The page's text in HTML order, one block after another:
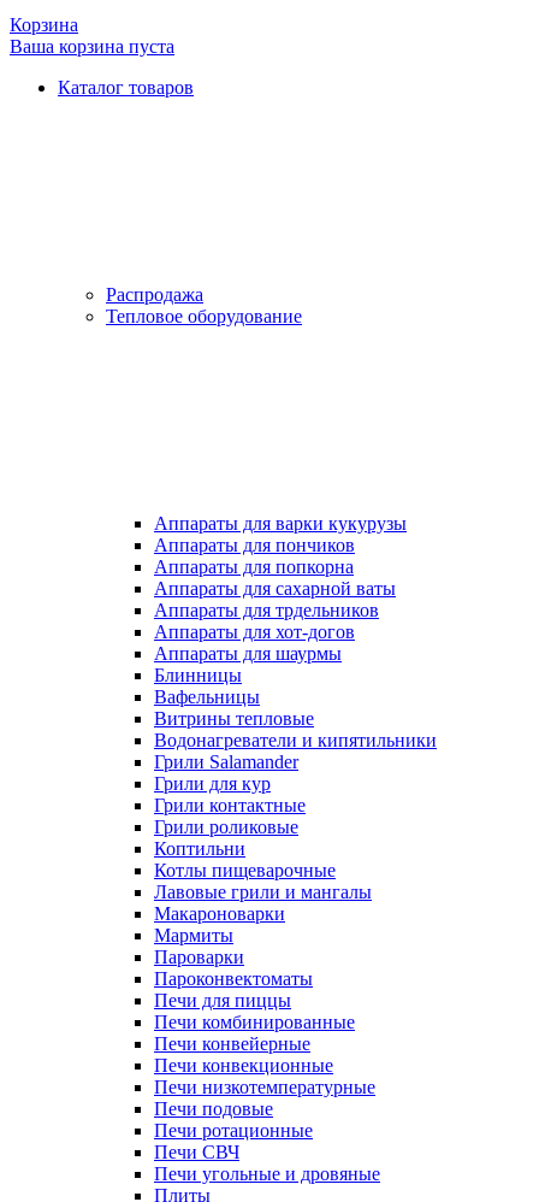
Корзина
Ваша корзина пуста
Каталог товаров
Распродажа
Тепловое оборудование
Аппараты для варки кукурузы
Аппараты для пончиков
Аппараты для попкорна
Аппараты для сахарной ваты
Аппараты для трдельников
Аппараты для хот-догов
Аппараты для шаурмы
Блинницы
Вафельницы
Витрины тепловые
Водонагреватели и кипятильники
Грили Salamander
Грили для кур
Грили контактные
Грили роликовые
Коптильни
Котлы пищеварочные
Лавовые грили и мангалы
Макароноварки
Мармиты
Пароварки
Пароконвектоматы
Печи для пиццы
Печи комбинированные
Печи конвейерные
Печи конвекционные
Печи низкотемпературные
Печи подовые
Печи ротационные
Печи СВЧ
Печи угольные и дровяные
Плиты